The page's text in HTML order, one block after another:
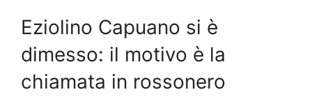
Eziolino Capuano si è
dimesso: il motivo è la
chiamata in rossonero